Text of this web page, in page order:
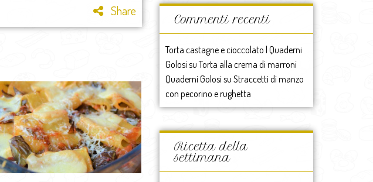
Share
Commenti recenti
Torta castagne e cioccolato | Quaderni
Golosi suTorta alla crema di marroni
Quaderni Golosi su Straccetti di manzo
con pecorino e rughetta
Ricetta della
settimana